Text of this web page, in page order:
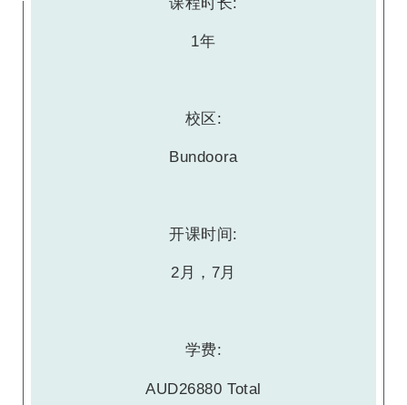
1年
校区:
Bundoora
开课时间:
2月，7月
学费:
AUD26880 Total